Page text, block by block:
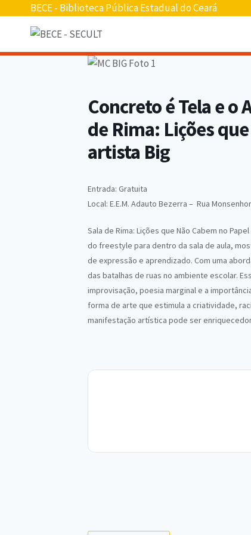
conteúdo
BECE - Biblioteca Pública Estadual do Ceará
Concreto é Tela e o
de Rima: Lições
artista Big
Entrada: Gratuita
Local: E.E.M. Adauto Bezerra – Rua
Sala de Rima: Lições que Não Cabem no
do freestyle para dentro da sala de aula,
de expressão e aprendizado. Com uma
das batalhas de ruas no ambiente escolar.
improvisação, poesia marginal e a
forma de arte que estimula a criatividade,
manifestação artística pode ser